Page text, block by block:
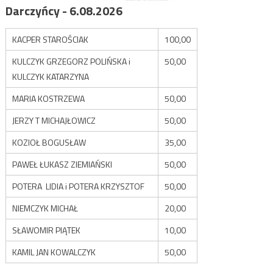
Darczyńcy - 6.08.2026
KACPER STAROŚCIAK
100,00
KULCZYK GRZEGORZ POLIŃSKA i
KULCZYK KATARZYNA
50,00
MARIA KOSTRZEWA
50,00
JERZY T MICHAJŁOWICZ
50,00
KOZIOŁ BOGUSŁAW
35,00
PAWEŁ ŁUKASZ ZIEMIAŃSKI
50,00
POTERA LIDIA i POTERA KRZYSZTOF
50,00
NIEMCZYK MICHAŁ
20,00
SŁAWOMIR PIĄTEK
10,00
KAMIL JAN KOWALCZYK
50,00